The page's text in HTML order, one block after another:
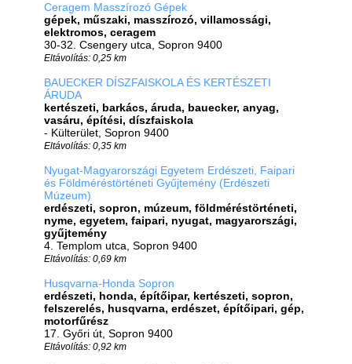
Ceragem Masszírozó Gépek
gépek, műszaki, masszírozó, villamossági,
elektromos, ceragem
30-32. Csengery utca, Sopron 9400
Eltávolítás: 0,25 km
BAUECKER DÍSZFAISKOLA ÉS KERTÉSZETI
ÁRUDA
kertészeti, barkács, áruda, bauecker, anyag,
vasáru, építési, díszfaiskola
- Külterület, Sopron 9400
Eltávolítás: 0,35 km
Nyugat-Magyarországi Egyetem Erdészeti, Faipari
és Földméréstörténeti Gyűjtemény (Erdészeti
Múzeum)
erdészeti, sopron, múzeum, földméréstörténeti,
nyme, egyetem, faipari, nyugat, magyarországi,
gyűjtemény
4. Templom utca, Sopron 9400
Eltávolítás: 0,69 km
Husqvarna-Honda Sopron
erdészeti, honda, építőipar, kertészeti, sopron,
felszerelés, husqvarna, erdészet, építőipari, gép,
motorfűrész
17. Győri út, Sopron 9400
Eltávolítás: 0,92 km